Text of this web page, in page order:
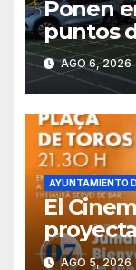
Ponen
puntos
Hospital
AGO 6, 2026
AYUNTAMIENTO
El
AGO 5, 2026